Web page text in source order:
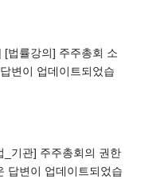
[법률강의] 주주총회 소
변이 업데이트되었습
_기관] 주주총회의 권한
답변이 업데이트되었습